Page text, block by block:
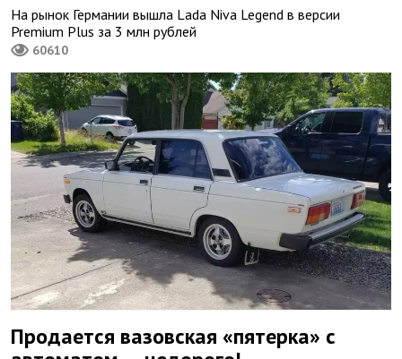
На рынок Германии вышла Lada Niva Legend в версии
Premium Plus за 3 млн рублей
60610
Продается вазовская «пятерка» с